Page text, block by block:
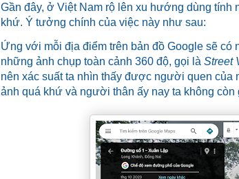
Gần đây, ở Việt Nam rộ lên xu hướng dùng tính
khứ. Ý tưởng chính của việc này như sau:
Ứng với mỗi địa điểm trên bản đồ Google sẽ
những ảnh chụp toàn cảnh 360 độ, gọi là Street
nên xác suất ta nhìn thấy được người quen của
ảnh quá khứ và người thân ấy nay ta không